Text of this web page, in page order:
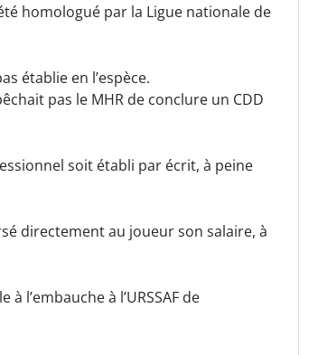
homologué par la Ligue nationale de
établie en l’espèce.
pas le MHR de conclure un CDD
soit établi par écrit, à peine
directement au joueur son salaire, à
l’embauche à l’URSSAF de